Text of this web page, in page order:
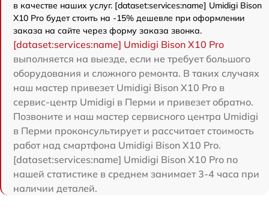
в качестве наших услуг. [dataset:services:name] Umidigi Bison
X10 Pro будет стоить на -15% дешевле при оформлении
заказа на сайте через форму заказа звонка.
[dataset:services:name] Umidigi Bison X10 Pro
выполняется на выезде, если не требует большого
оборудования и сложного ремонта. В таких случаях
наш мастер привезет Umidigi Bison X10 Pro в
сервис-центр Umidigi в Перми и привезет обратно.
Позвоните и наш мастер сервисного центра Umidigi
в Перми проконсультирует и рассчитает стоимость
работ над смартфона Umidigi Bison X10 Pro.
[dataset:services:name] Umidigi Bison X10 Pro по
нашей статистике в среднем занимает 3-4 часа при
наличии деталей.